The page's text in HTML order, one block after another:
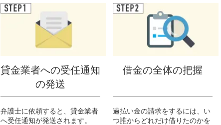
貸金業者への受任通知
の発送
弁護士に依頼すると、貸金業者
へ受任通知が発送されます。
借金の全体の把握
過払い金の請求をするには、い
つ誰からどれだけ借りたのかを